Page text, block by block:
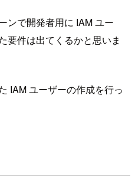
ンで開発者用に IAM ユー
要件は出てくるかと思いま
IAM ユーザーの作成を行っ